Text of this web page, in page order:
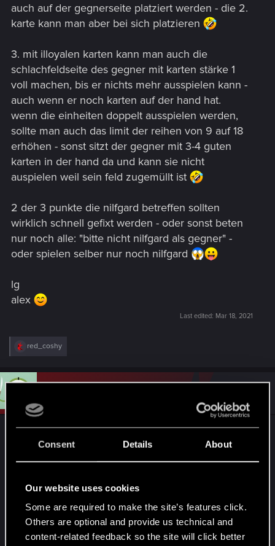
Consent Details About
Our website uses cookies
Some are required to make the site’s features click.
Others are optional and provide us technical and
content-related feedback so the site will click better
auch auf der gegnerseite platziert werden - die 2.
karte kann man aber bei sich platzieren
3. mit illoyalen karten kann man auch die
schlachfeldseite des gegner mit karten stärke 1
voll machen, bis er nichts mehr ausspielen kann -
auch wenn er noch karten auf der hand hat.
wenn die einheiten doppelt ausspielen werden,
sollte man auch das limit der reihen von 9 auf 18
erhöhen - sonst sitzt der gegner mit 3-4 guten
karten in der hand da und kann sie nicht
auspielen weil sein feld zugemüllt ist
2 der 3 punkte die nilfgard betreffen sollten
wirklich schnell gefixt werden - oder sonst beten
nur noch alle: "bitte nicht nilfgard als gegner" -
oder spielen selber nur noch nilfgard
lg
alex
Last edited: Mar 18, 2021
R
c
t
o
n
red_coshy
Team ist dran.
Bugs über das Kontaktformular melden, selbst
wenn dir kein Ober-Thema als passend erscheint.
Die Kollegen melden sich trotzdem zurück